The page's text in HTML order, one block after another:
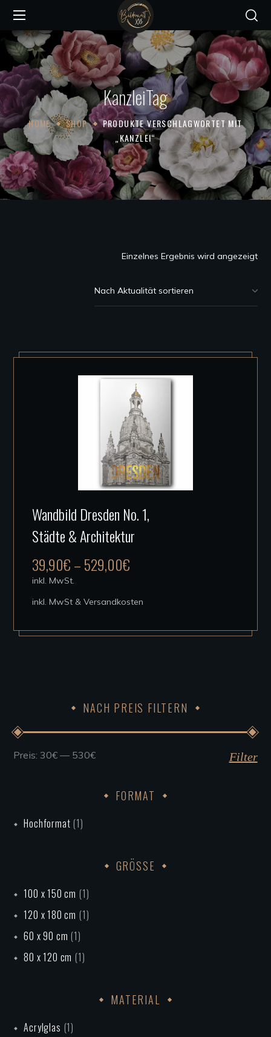
KanzleiTag
HOME SHOP
PRODUKTE VERSCHLAGWORTET MIT
„KANZLEI“
Einzelnes Ergebnis wird angezeigt
Produkt
Die
gewählt
werden
Wandbild Dresden No. 1,
Städte & Architektur
39,90€–529,00€
inkl. MwSt.
inkl. MwSt & Versandkosten
NACH PREIS FILTERN
Min.
Max.
Filter
Preis: 30€ — 530€
FORMAT
Hochformat (1)
GRÖSSE
100 x 150 cm (1)
120 x 180 cm (1)
60 x 90 cm (1)
80 x 120 cm (1)
MATERIAL
Acrylglas (1)